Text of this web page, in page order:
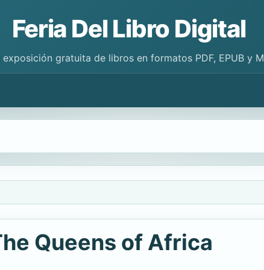
Feria Del Libro Digital
exposición gratuita de libros en formatos PDF, EPUB y
Queens of Africa